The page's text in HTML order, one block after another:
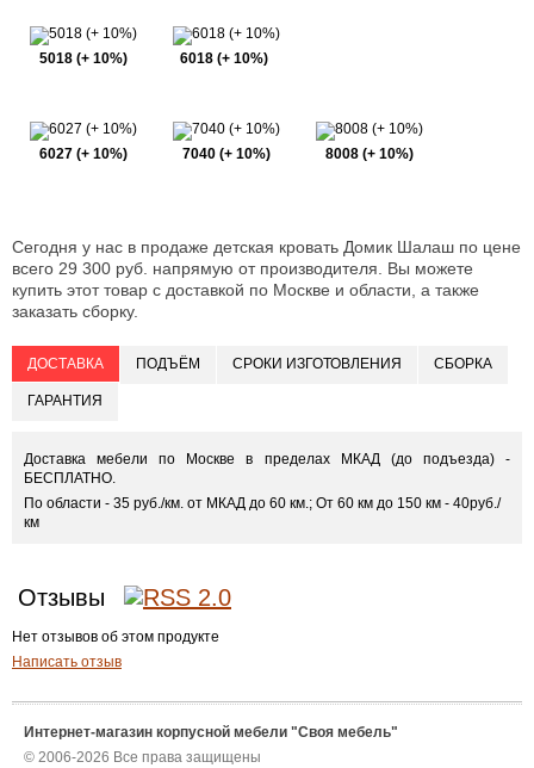
5018 (+ 10%) 6018 (+ 10%)
6027 (+ 10%) 7040 (+ 10%) 8008 (+ 10%)
Сегодня у нас в продаже детская кровать Домик Шалаш по цене
всего 29 300 руб. напрямую от производителя. Вы можете
купить этот товар с доставкой по Москве и области, а также
заказать сборку.
ДОСТАВКА ПОДЪЁМ СРОКИ ИЗГОТОВЛЕНИЯ СБОРКА
ГАРАНТИЯ
Доставка мебели по Москве в пределах МКАД (до подъезда) -
БЕСПЛАТНО.
По области - 35 руб./км. от МКАД до 60 км.; От 60 км до 150 км - 40руб./
км
Отзывы
Нет отзывов об этом продукте
Написать отзыв
Интернет-магазин корпусной мебели "Своя мебель"
© 2006-2026 Все права защищены